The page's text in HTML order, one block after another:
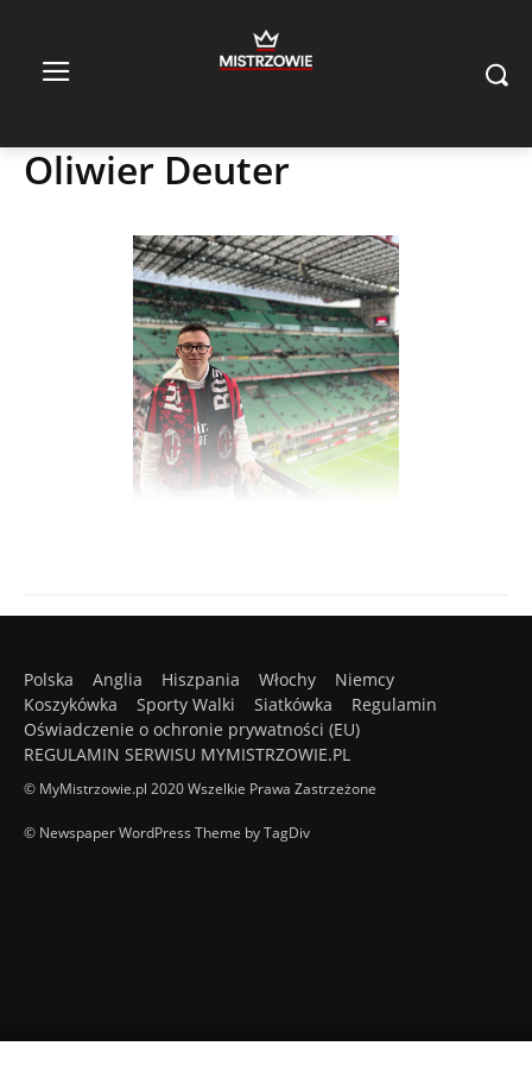
Oliwier Deuter
Polska Anglia Hiszpania Włochy
Niemcy
Koszykówka
Sporty Walki Siatkówka
Regulamin
Oświadczenie o ochronie prywatności (EU)
REGULAMIN SERWISU MYMISTRZOWIE.PL
© MyMistrzowie.pl 2020 Wszelkie Prawa Zastrzeżone
© Newspaper WordPress Theme by TagDiv